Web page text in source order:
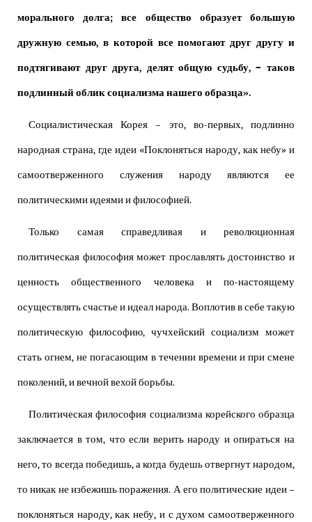
морального долга; все общество образует большую
дружную семью, в которой все помогают друг другу и
подтягивают друг друга, делят общую судьбу, – таков
подлинный облик социализма нашего образца».
Социалистическая Корея – это, во-первых, подлинно
народная страна, где идеи «Поклоняться народу, как небу» и
самоотверженного служения народу являются ее
политическими идеями и философией.
Только самая справедливая и революционная
политическая философия может прославлять достоинство и
ценность общественного человека и по-настоящему
осуществлять счастье и идеал народа. Воплотив в себе такую
политическую философию, чучхейский социализм может
стать огнем, не погасающим в течении времени и при смене
поколений, и вечной вехой борьбы.
Политическая философия социализма корейского образца
заключается в том, что если верить народу и опираться на
него, то всегда победишь, а когда будешь отвергнут народом,
то никак не избежишь поражения. А его политические идеи –
поклоняться народу, как небу, и с духом самоотверженного